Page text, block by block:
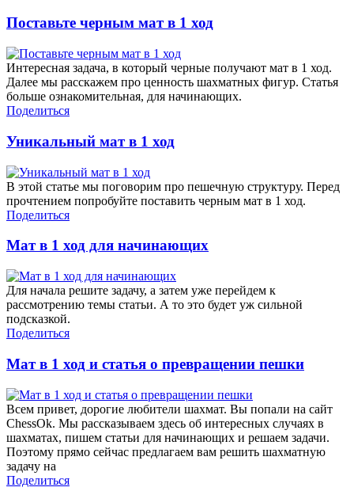
Поставьте черным мат в 1 ход
Интересная задача, в который черные получают мат в 1 ход.
Далее мы расскажем про ценность шахматных фигур. Статья
больше ознакомительная, для начинающих.
Поделиться
Уникальный мат в 1 ход
В этой статье мы поговорим про пешечную структуру. Перед
прочтением попробуйте поставить черным мат в 1 ход.
Поделиться
Мат в 1 ход для начинающих
Для начала решите задачу, а затем уже перейдем к
рассмотрению темы статьи. А то это будет уж сильной
подсказкой.
Поделиться
Мат в 1 ход и статья о превращении пешки
Всем привет, дорогие любители шахмат. Вы попали на сайт
ChessOk. Мы рассказываем здесь об интересных случаях в
шахматах, пишем статьи для начинающих и решаем задачи.
Поэтому прямо сейчас предлагаем вам решить шахматную
задачу на
Поделиться